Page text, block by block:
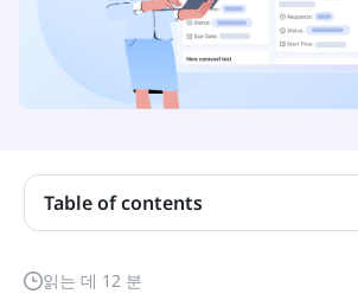
읽는 데 12 분
Table of contents
캠페인 기획자는 무엇인가요?
이유는 무엇인가요?
효과적인 마케팅 캠페인 기획자의 필
즉시 사용할 수 있는 기획 캠페인 템플